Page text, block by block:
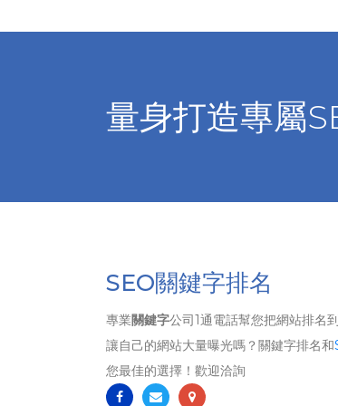
量身打造專屬
SEO關鍵字排名
專業關鍵字公司1通電話幫您把網站排名
讓自己的網站大量曝光嗎？關鍵字排名和
您最佳的選擇！歡迎洽詢